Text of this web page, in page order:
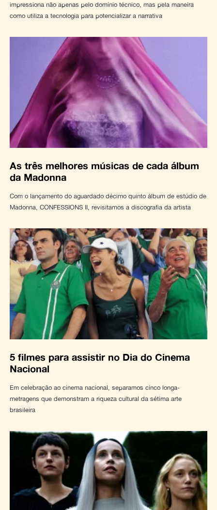
impressiona não apenas pelo domínio técnico, mas pela maneira
como utiliza a tecnologia para potencializar a narrativa
As três melhores músicas de cada álbum
da Madonna
Com o lançamento do aguardado décimo quinto álbum de estúdio de
Madonna, CONFESSIONS II, revisitamos a discografia da artista
5 filmes para assistir no Dia do Cinema
Nacional
Em celebração ao cinema nacional, separamos cinco longa-
metragens que demonstram a riqueza cultural da sétima arte
brasileira